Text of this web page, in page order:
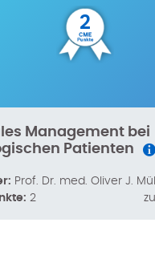
2
Management bei
Patienten
Prof. Dr. med. Oliver J.
2